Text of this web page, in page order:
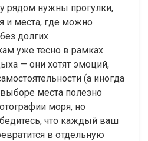
рядом нужны прогулки,
и места, где можно
долгих
уже тесно в рамках
— они хотят эмоций,
(а иногда
места полезно
моря, но
что каждый ваш
в отдельную